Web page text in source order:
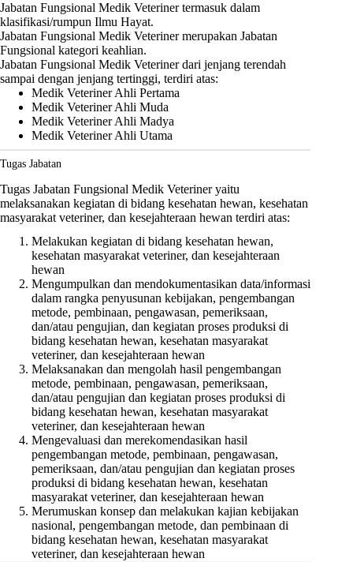
Jabatan Fungsional Medik Veteriner termasuk dalam
klasifikasi/rumpun Ilmu Hayat.
Jabatan Fungsional Medik Veteriner merupakan Jabatan
Fungsional kategori keahlian.
Jabatan Fungsional Medik Veteriner dari jenjang terendah
sampai dengan jenjang tertinggi, terdiri atas:
Medik Veteriner Ahli Pertama
Medik Veteriner Ahli Muda
Medik Veteriner Ahli Madya
Medik Veteriner Ahli Utama
Tugas Jabatan
Tugas Jabatan Fungsional Medik Veteriner yaitu
melaksanakan kegiatan di bidang kesehatan hewan, kesehatan
masyarakat veteriner, dan kesejahteraan hewan terdiri atas:
Melakukan kegiatan di bidang kesehatan hewan,
kesehatan masyarakat veteriner, dan kesejahteraan
hewan
Mengumpulkan dan mendokumentasikan data/informasi
dalam rangka penyusunan kebijakan, pengembangan
metode, pembinaan, pengawasan, pemeriksaan,
dan/atau pengujian, dan kegiatan proses produksi di
bidang kesehatan hewan, kesehatan masyarakat
veteriner, dan kesejahteraan hewan
Melaksanakan dan mengolah hasil pengembangan
metode, pembinaan, pengawasan, pemeriksaan,
dan/atau pengujian dan kegiatan proses produksi di
bidang kesehatan hewan, kesehatan masyarakat
veteriner, dan kesejahteraan hewan
Mengevaluasi dan merekomendasikan hasil
pengembangan metode, pembinaan, pengawasan,
pemeriksaan, dan/atau pengujian dan kegiatan proses
produksi di bidang kesehatan hewan, kesehatan
masyarakat veteriner, dan kesejahteraan hewan
Merumuskan konsep dan melakukan kajian kebijakan
nasional, pengembangan metode, dan pembinaan di
bidang kesehatan hewan, kesehatan masyarakat
veteriner, dan kesejahteraan hewan